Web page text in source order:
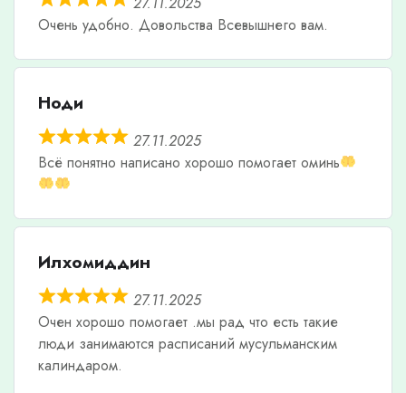
Очень удобно. Довольства Всевышнего вам.
Ноди
27.11.2025
Всë понятно написано хорошо помогает оминь
Илхомиддин
27.11.2025
Очен хорошо помогает .мы рад что есть такие
люди занимаются расписаний мусульманским
калиндаром.